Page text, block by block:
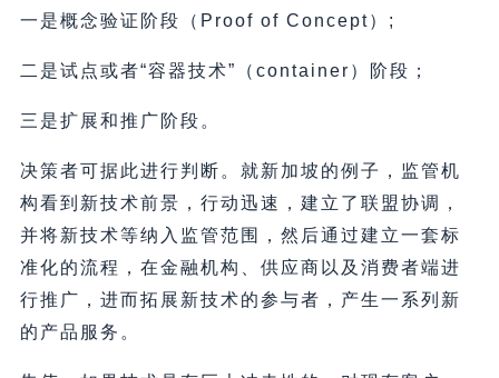
一是概念验证阶段（Proof of Concept）;
二是试点或者“容器技术”（container）阶段；
三是扩展和推广阶段。
决策者可据此进行判断。就新加坡的例子，监管机
构看到新技术前景，行动迅速，建立了联盟协调，
并将新技术等纳入监管范围，然后通过建立一套标
准化的流程，在金融机构、供应商以及消费者端进
行推广，进而拓展新技术的参与者，产生一系列新
的产品服务。